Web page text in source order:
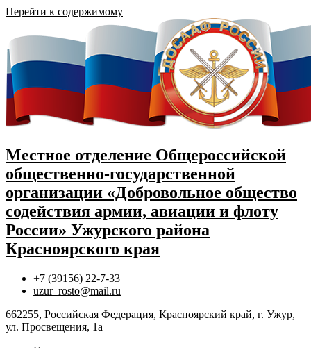
Перейти к содержимому
Местное отделение Общероссийской
общественно-государственной
организации «Добровольное общество
содействия армии, авиации и флоту
России» Ужурского района
Красноярского края
+7 (39156) 22-7-33
uzur_rosto@mail.ru
662255, Российская Федерация, Красноярский край, г. Ужур,
ул. Просвещения, 1а